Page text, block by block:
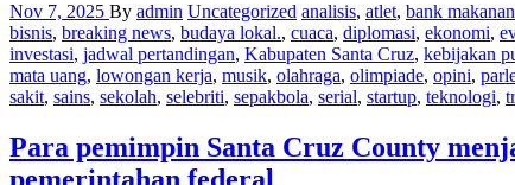
Nov 7, 2025 By admin Uncategorized analisis, atlet, bank makanan
bisnis, breaking news, budaya lokal., cuaca, diplomasi, ekonomi,
investasi, jadwal pertandingan, Kabupaten Santa Cruz, kebijakan
mata uang, lowongan kerja, musik, olahraga, olimpiade, opini,
sakit, sains, sekolah, selebriti, sepakbola, serial, startup, teknologi,
Para pemimpin Santa Cruz County